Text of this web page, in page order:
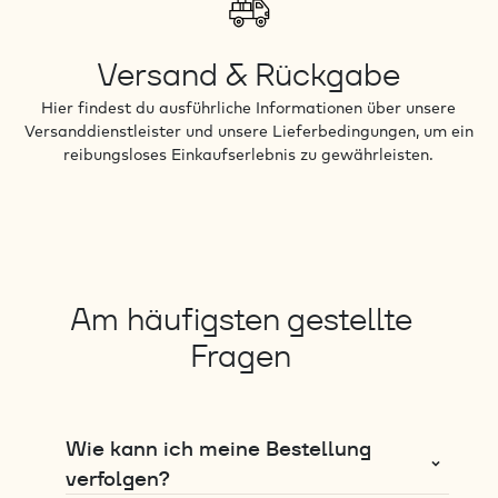
Versand & Rückgabe
Hier findest du ausführliche Informationen über unsere
Versanddienstleister und unsere Lieferbedingungen, um ein
reibungsloses Einkaufserlebnis zu gewährleisten.
Am häufigsten gestellte
Fragen
Wie kann ich meine Bestellung
verfolgen?